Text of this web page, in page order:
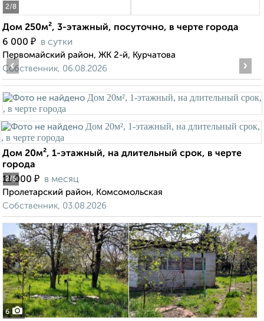
2/8
Дом 250м², 3-этажный, посуточно, в черте города
6 000 ₽ в сутки
Первомайский район, ЖК 2-й, Курчатова
Собственник, 06.08.2026
2/5
‹ ›
Дом 20м², 1-этажный, на длительный срок, в черте
города
11 000 ₽ в месяц
Пролетарский район, Комсомольская
Собственник, 03.08.2026
6